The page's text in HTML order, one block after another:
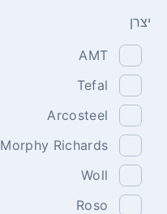
יצרן
AMT
Tefal
Arcosteel
Morphy Richards
Woll
Roso